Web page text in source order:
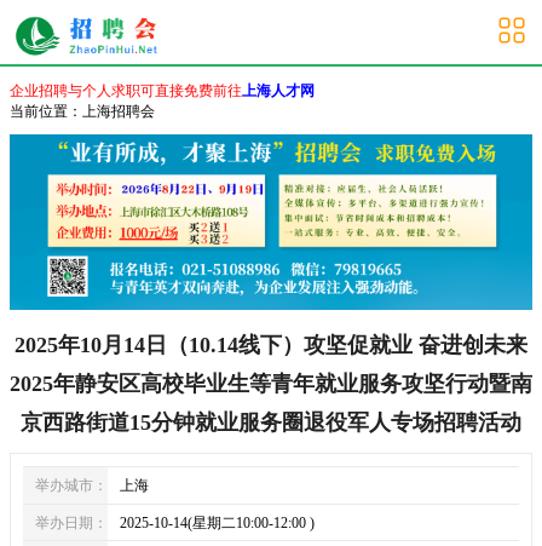
上海其他招聘会
企业招聘与个人求职可直接免费前往上海人才网
当前位置： 上海招聘会
2025年10月14日（10.14线下）攻坚促就业 奋进创未来
2025年静安区高校毕业生等青年就业服务攻坚行动暨南
京西路街道15分钟就业服务圈退役军人专场招聘活动
举办城市： 上海
举办日期： 2025-10-14(星期二10:00-12:00 )